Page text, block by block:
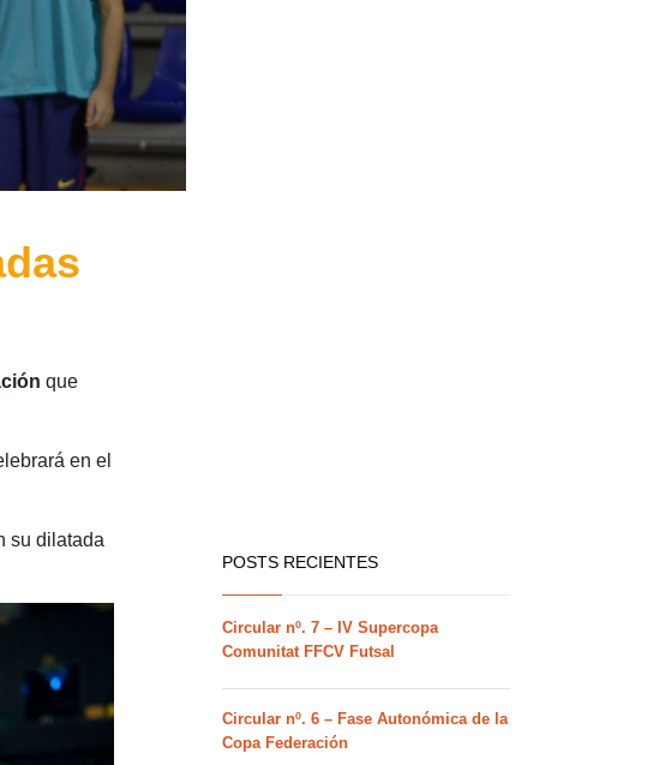
que
en el
su dilatada
POSTS RECIENTES
Circular nº. 7 – IV Supercopa
Comunitat FFCV Futsal
Circular nº. 6 – Fase Autonómica de la
Copa Federación